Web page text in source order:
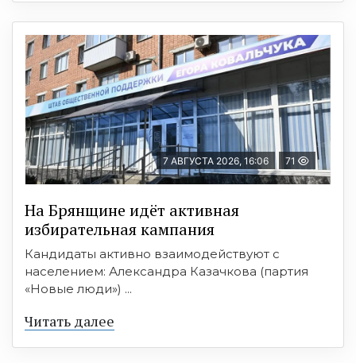
7 АВГУСТА 2026, 16:06 71
На Брянщине идёт активная
избирательная кампания
Кандидаты активно взаимодействуют с
населением: Александра Казачкова (партия
«Новые люди») ...
Читать далее